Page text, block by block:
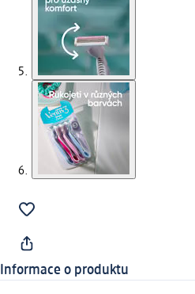
Informace o produktu